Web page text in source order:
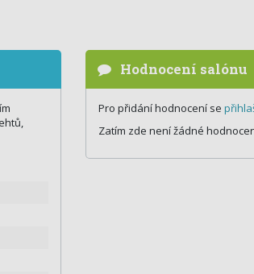
Hodnocení salónu
Pro přidání hodnocení se
Zatím zde není žádné